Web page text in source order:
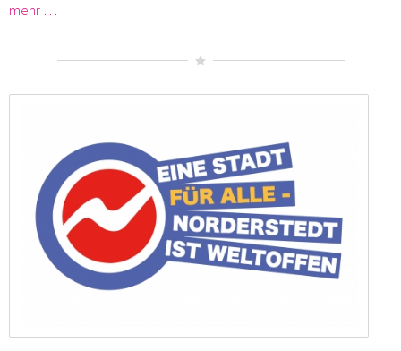
mehr …